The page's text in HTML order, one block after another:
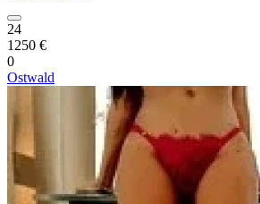
24
1250 €
0
Ostwald